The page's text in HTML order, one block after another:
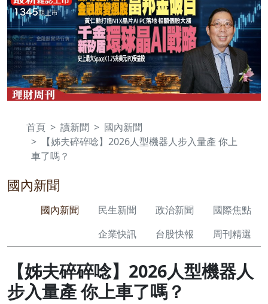
首頁 讀新聞
國內新聞
【姊夫碎碎唸】2026人型機器人步入量產 你上
車了嗎？
國內新聞
國內新聞 民生新聞 政治新聞
國際焦點
企業快訊
台股快報 周刊精選
【姊夫碎碎唸】2026人型機器人
步入量產 你上車了嗎？